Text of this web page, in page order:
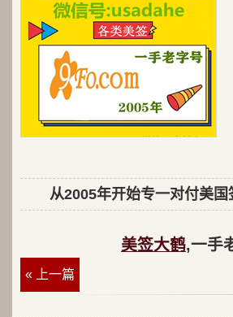
从2005年开始专一对付美
美签大鹤,一手
« 上一篇